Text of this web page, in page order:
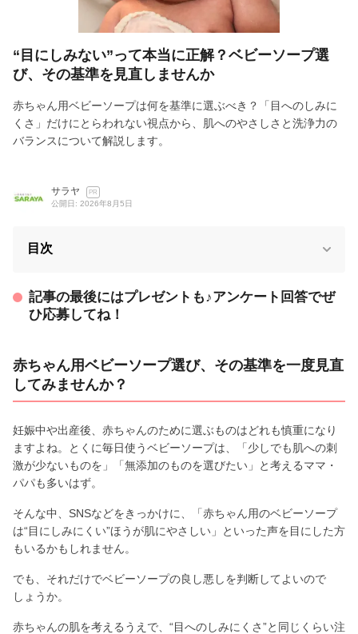
“目にしみない”って本当に正解？ベビーソープ選
び、その基準を見直しませんか
赤ちゃん用ベビーソープは何を基準に選ぶべき？「目へのしみに
くさ」だけにとらわれない視点から、肌へのやさしさと洗浄力の
バランスについて解説します。
サラヤ PR
公開日: 2026年8月5日
目次
記事の最後にはプレゼントも♪アンケート回答でぜ
ひ応募してね！
赤ちゃん用ベビーソープ選び、その基準を一度見直
してみませんか？
妊娠中や出産後、赤ちゃんのために選ぶものはどれも慎重になり
ますよね。とくに毎日使うベビーソープは、「少しでも肌への刺
激が少ないものを」「無添加のものを選びたい」と考えるママ・
パパも多いはず。
そんな中、SNSなどをきっかけに、「赤ちゃん用のベビーソープ
は“目にしみにくい”ほうが肌にやさしい」といった声を目にした方
もいるかもしれません。
でも、それだけでベビーソープの良し悪しを判断してよいので
しょうか。
赤ちゃんの肌を考えるうえで、“目へのしみにくさ”と同じくらい注